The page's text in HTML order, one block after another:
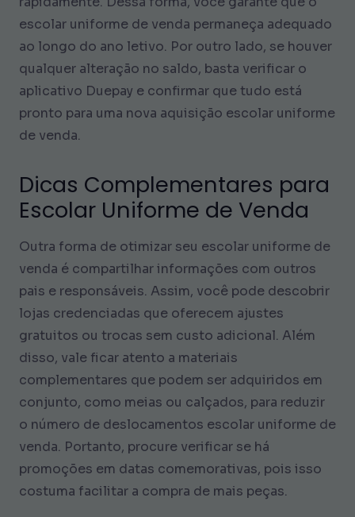
escolar uniforme de venda permaneça adequado
ao longo do ano letivo. Por outro lado, se houver
qualquer alteração no saldo, basta verificar o
aplicativo Duepay e confirmar que tudo está
pronto para uma nova aquisição escolar uniforme
de venda.
Dicas Complementares para
Escolar Uniforme de Venda
Outra forma de otimizar seu escolar uniforme de
venda é compartilhar informações com outros
pais e responsáveis. Assim, você pode descobrir
lojas credenciadas que oferecem ajustes
gratuitos ou trocas sem custo adicional. Além
disso, vale ficar atento a materiais
complementares que podem ser adquiridos em
conjunto, como meias ou calçados, para reduzir
o número de deslocamentos escolar uniforme de
venda. Portanto, procure verificar se há
promoções em datas comemorativas, pois isso
costuma facilitar a compra de mais peças.